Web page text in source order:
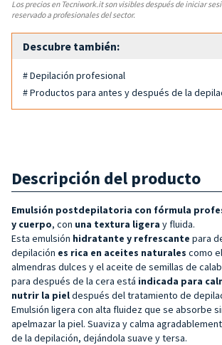
Los precios en Tecniwork.it son visibles después de iniciar
reservado a profesionales del sector.
Descubre también:
# Depilación profesional
# Productos para antes y después de la
Descripción del producto
Emulsión postdepilatoria con fórmula
y cuerpo, con una textura ligera y fluida.
Esta emulsión hidratante y refrescante para
depilación es rica en aceites naturales como
almendras dulces y el aceite de semillas de
para después de la cera está indicada para
nutrir la pieldespués del tratamiento de
Emulsión ligera con alta fluidez que se absorbe
apelmazar la piel. Suaviza y calma
de la depilación, dejándola suave y tersa.